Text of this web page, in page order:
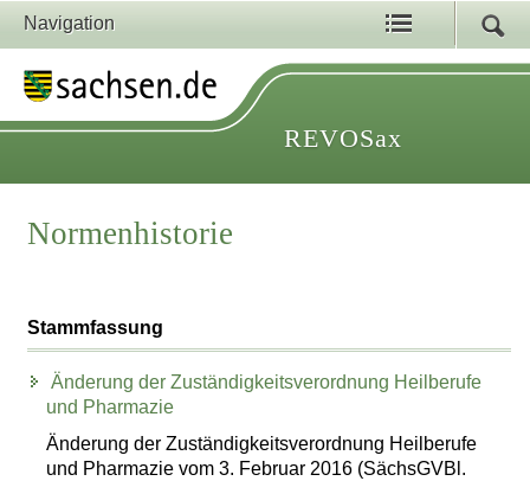
Navigation
REVOSax
Normenhistorie
Stammfassung
Änderung der Zuständigkeitsverordnung Heilberufe
und Pharmazie
Änderung der Zuständigkeitsverordnung Heilberufe
und Pharmazie vom 3. Februar 2016 (SächsGVBl.